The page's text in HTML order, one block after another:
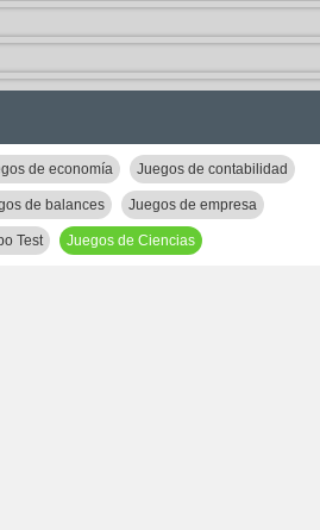
de economía Juegos de contabilidad
de balances Juegos de empresa
Test Juegos de Ciencias